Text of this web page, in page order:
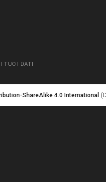
TUOI DATI
ShareAlike 4.0 International